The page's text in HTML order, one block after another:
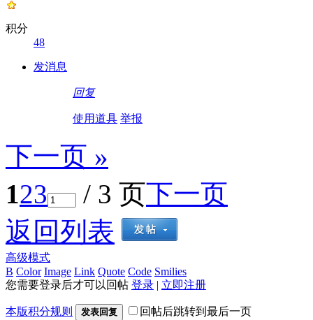
积分
48
发消息
回复
使用道具 举报
下一页 »
123 / 3 页下一页
返回列表
高级模式
B Color Image Link Quote Code Smilies
您需要登录后才可以回帖 登录 | 立即注册
本版积分规则 发表回复 回帖后跳转到最后一页